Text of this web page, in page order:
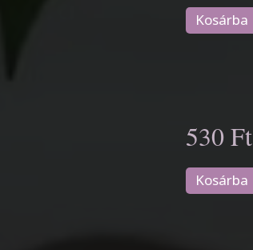
Kosárba
530 Ft
Kosárba